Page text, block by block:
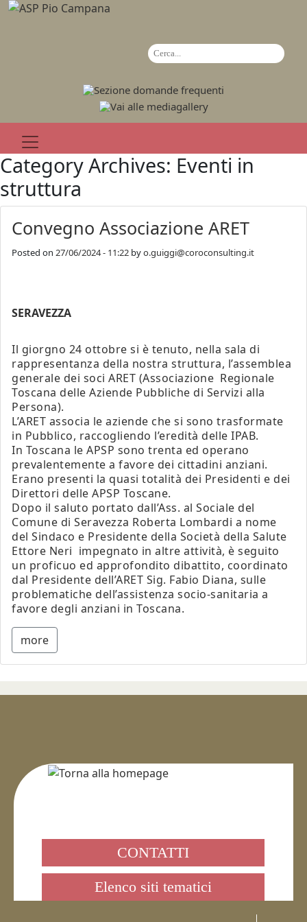
Category Archives: Eventi in
struttura
Convegno Associazione ARET
Posted on 27/06/2024 - 11:22 byo.guiggi@coroconsulting.it
SERAVEZZA
Il giorgno 24 ottobre si è tenuto, nella sala di
rappresentanza della nostra struttura, l’assemblea
generale dei soci ARET (Associazione Regionale
Toscana delle Aziende Pubbliche di Servizi alla
Persona).
L’ARET associa le aziende che si sono trasformate
in Pubblico, raccogliendo l’eredità delle IPAB.
In Toscana le APSP sono trenta ed operano
prevalentemente a favore dei cittadini anziani.
Erano presenti la quasi totalità dei Presidenti e dei
Direttori delle APSP Toscane.
Dopo il saluto portato dall’Ass. al Sociale del
Comune di Seravezza Roberta Lombardi a nome
del Sindaco e Presidente della Società della Salute
Ettore Neri impegnato in altre attività, è seguito
un proficuo ed approfondito dibattito, coordinato
dal Presidente dell’ARET Sig. Fabio Diana, sulle
problematiche dell’assistenza socio-sanitaria a
favore degli anziani in Toscana.
more
CONTATTI
Elenco siti tematici